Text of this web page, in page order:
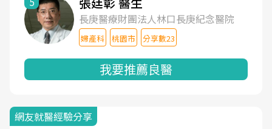
長庚醫療財團法人林口長庚紀念醫院
婦產科 桃園市 分享數23
我要推薦良醫
網友就醫經驗分享